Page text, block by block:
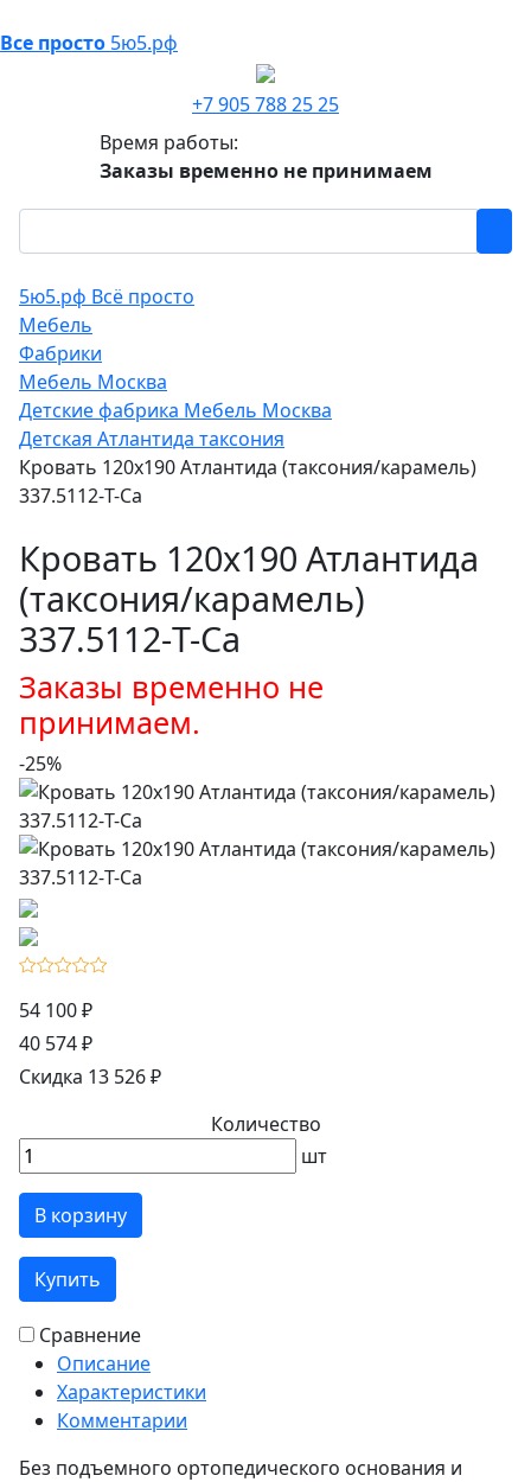
Все просто 5ю5.рф
+7 905 788 25 25
Время работы:
Заказы временно не принимаем
5ю5.рф Всё просто
Мебель
Фабрики
Мебель Москва
Детские фабрика Мебель Москва
Детская Атлантида таксония
Кровать 120х190 Атлантида (таксония/карамель)
337.5112-T-Ca
Кровать 120х190 Атлантида
(таксония/карамель)
337.5112-T-Ca
Заказы временно не
принимаем.
-25%
54 100 ₽
40 574 ₽
Скидка 13 526 ₽
Количество
шт
В корзину
Купить
Сравнение
Описание
Характеристики
Комментарии
Без подъемного ортопедического основания и